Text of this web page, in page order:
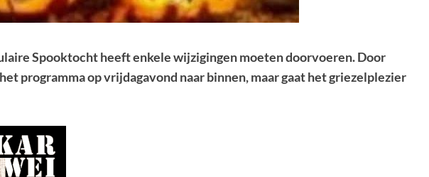
Spooktocht heeft enkele wijzigingen moeten doorvoeren. Door
programma op vrijdagavond naar binnen, maar gaat het griezelplezier